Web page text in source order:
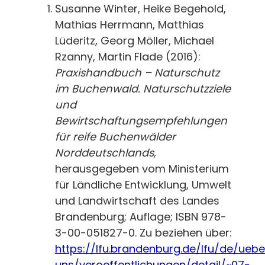
Susanne Winter, Heike Begehold,
Mathias Herrmann, Matthias
Lüderitz, Georg Möller, Michael
Rzanny, Martin Flade (2016):
Praxishandbuch – Naturschutz
im Buchenwald. Naturschutzziele
und
Bewirtschaftungsempfehlungen
für reife Buchenwälder
Norddeutschlands,
herausgegeben vom Ministerium
für Ländliche Entwicklung, Umwelt
und Landwirtschaft des Landes
Brandenburg; Auflage; ISBN 978-
3-00-051827-0. Zu beziehen über:
https://lfu.brandenburg.de/lfu/de/